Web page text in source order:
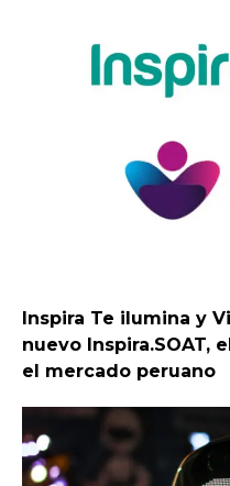
Inspira Te ilumina y
nuevo Inspira.SOAT,
el mercado peruano